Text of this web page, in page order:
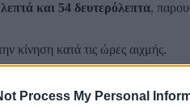
Process My Personal
και 54 δευτερόλεπτα,
κίνηση κατά τις ώρες αιχμής.